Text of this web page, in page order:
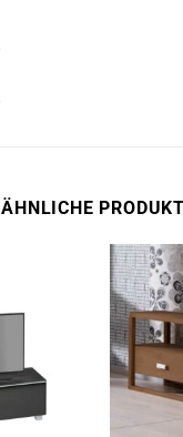
ÄHNLICHE